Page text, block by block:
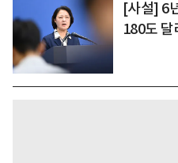
[사설] 6
180도 달